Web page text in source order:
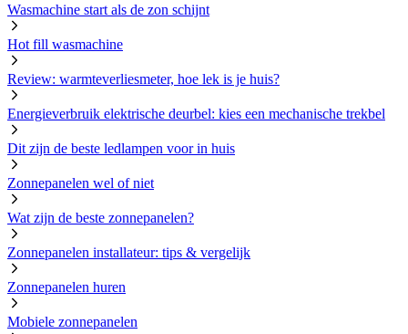
Wasmachine start als de zon schijnt
Hot fill wasmachine
Review: warmteverliesmeter, hoe lek is je huis?
Energieverbruik elektrische deurbel: kies een mechanische trekbel
Dit zijn de beste ledlampen voor in huis
Zonnepanelen wel of niet
Wat zijn de beste zonnepanelen?
Zonnepanelen installateur: tips & vergelijk
Zonnepanelen huren
Mobiele zonnepanelen